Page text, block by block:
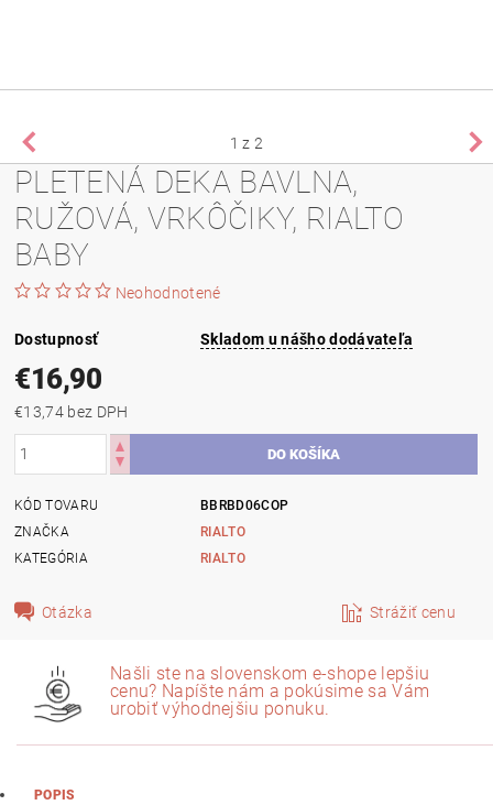
1 z 2
PLETENÁ DEKA BAVLNA,
RUŽOVÁ, VRKÔČIKY, RIALTO
BABY
Neohodnotené
Dostupnosť Skladom u nášho dodávateľa
€16,90
€13,74 bez DPH
KÓD TOVARU
BBRBD06COP
ZNAČKA
RIALTO
KATEGÓRIA
RIALTO
Otázka Strážiť cenu
Našli ste na slovenskom e-shope lepšiu
cenu? Napíšte nám a pokúsime sa Vám
urobiť výhodnejšiu ponuku.
POPIS